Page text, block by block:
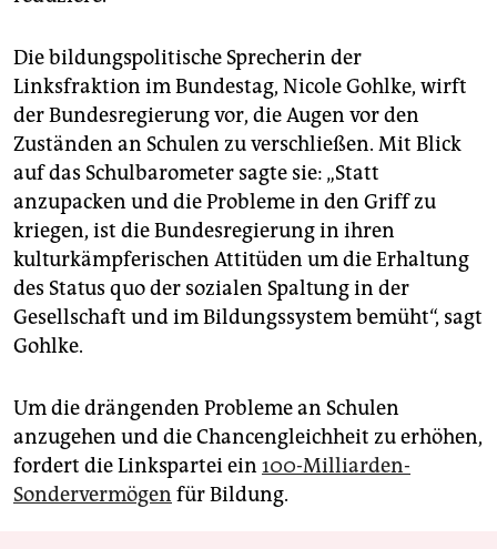
Die bildungspolitische Sprecherin der
Linksfraktion im Bundestag, Nicole Gohlke, wirft
der Bundesregierung vor, die Augen vor den
Zuständen an Schulen zu verschließen. Mit Blick
auf das Schulbarometer sagte sie: „Statt
anzupacken und die Probleme in den Griff zu
kriegen, ist die Bundesregierung in ihren
kulturkämpferischen Attitüden um die Erhaltung
des Status quo der sozialen Spaltung in der
Gesellschaft und im Bildungssystem bemüht“, sagt
Gohlke.
Um die drängenden Probleme an Schulen
anzugehen und die Chancengleichheit zu erhöhen,
fordert die Linkspartei ein 100-Milliarden-
Sondervermögen für Bildung.